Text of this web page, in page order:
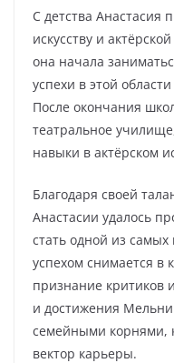
С детства Анастасия
искусству и
она начала
успехи в этой
После окончания
театральное
навыки в актёрском
Благодаря своей
Анастасии удалось
стать одной из
успехом снимается в
признание критиков
и достижения
семейными корнями,
вектор карьеры.